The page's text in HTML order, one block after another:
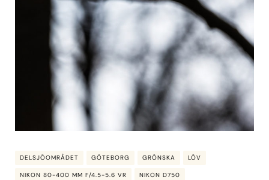
DELSJÖOMRÅDET GÖTEBORG GRÖNSKA LÖV
NIKON 80-400 MM F/4.5-5.6 VR NIKON D750